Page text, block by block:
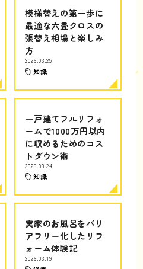
模様替えの第一歩に
最適な六畳クロスの
張替え相場と楽しみ
方
2026.03.25
知識
一戸建てフルリフォ
ームで1000万円以内
に収めるためのコス
トダウン術
2026.03.24
知識
実家のお風呂をバリ
アフリー化したリフ
ォーム体験記
2026.03.19